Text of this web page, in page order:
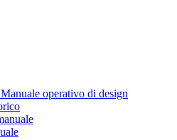
operativo di design